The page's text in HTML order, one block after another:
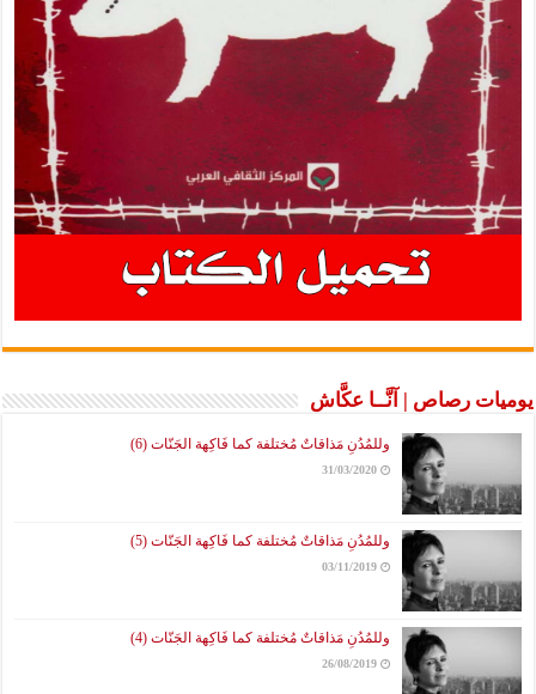
يوميات رصاص | آنَّــا عكَّاش
وللمُدُنِ مَذاقاتٌ مُختلفة كما فَاكِهة الجَنّات (6)
31/03/2020
وللمُدُنِ مَذاقاتٌ مُختلفة كما فَاكِهة الجَنّات (5)
03/11/2019
وللمُدُنِ مَذاقاتٌ مُختلفة كما فَاكِهة الجَنّات (4)
26/08/2019